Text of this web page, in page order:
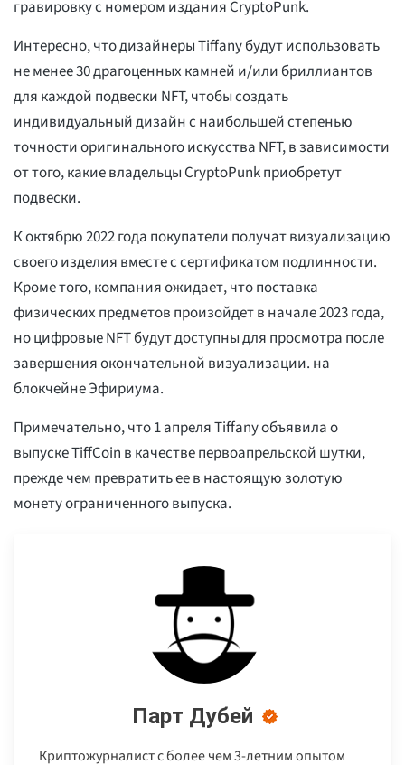
гравировку с номером издания CryptoPunk.
Интересно, что дизайнеры Tiffany будут использовать
не менее 30 драгоценных камней и/или бриллиантов
для каждой подвески NFT, чтобы создать
индивидуальный дизайн с наибольшей степенью
точности оригинального искусства NFT, в зависимости
от того, какие владельцы CryptoPunk приобретут
подвески.
К октябрю 2022 года покупатели получат визуализацию
своего изделия вместе с сертификатом подлинности.
Кроме того, компания ожидает, что поставка
физических предметов произойдет в начале 2023 года,
но цифровые NFT будут доступны для просмотра после
завершения окончательной визуализации. на
блокчейне Эфириума.
Примечательно, что 1 апреля Tiffany объявила о
выпуске TiffCoin в качестве первоапрельской шутки,
прежде чем превратить ее в настоящую золотую
монету ограниченного выпуска.
Парт Дубей
Криптожурналист с более чем 3-летним опытом